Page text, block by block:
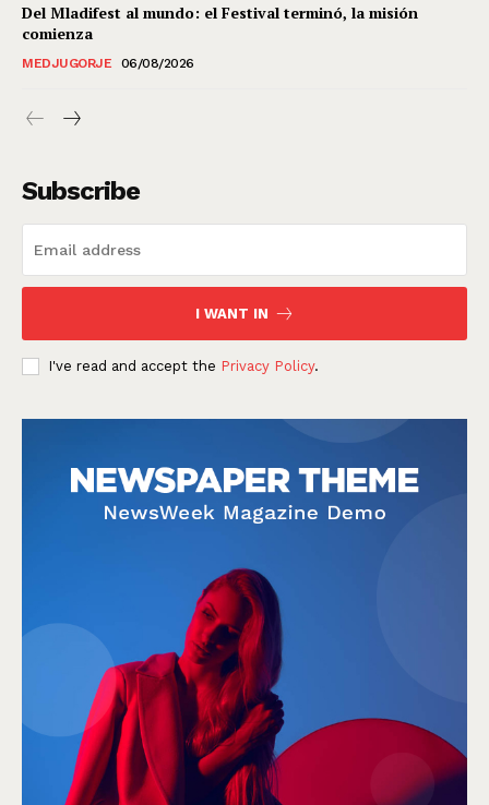
Del Mladifest al mundo: el Festival terminó, la misión
comienza
MEDJUGORJE 06/08/2026
Subscribe
I WANT IN
I've read and accept the Privacy Policy.